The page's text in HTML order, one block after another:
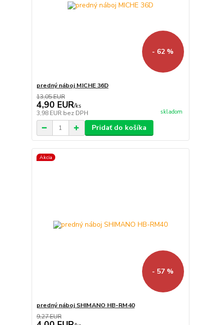
- 62 %
predný náboj MICHE 36D
13,05 EUR
4,90 EUR/ks
3,98 EUR bez DPH skladom
Pridať do košíka
Akcia
- 57 %
predný náboj SHIMANO HB-RM40
9,27 EUR